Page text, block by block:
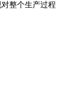
整个生产过程